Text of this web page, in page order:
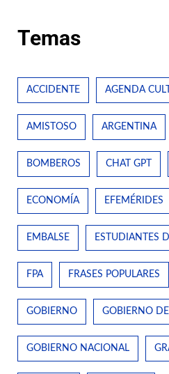
Temas
ACCIDENTE AGENDA
AMISTOSO ARGENTINA
BOMBEROS CHAT GPT
ECONOMÍA EFEMÉRIDES
EMBALSE ESTUDIANTES
FPA FRASES POPULARES
GOBIERNO GOBIERNO
GOBIERNO NACIONAL